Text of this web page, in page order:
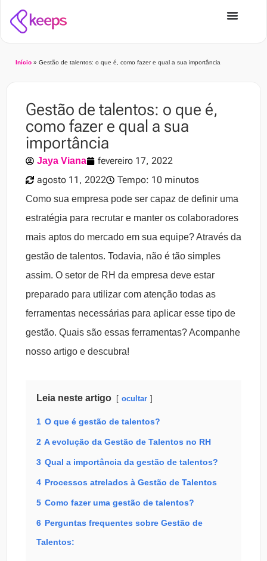
Início » Gestão de talentos: o que é, como fazer e qual a sua importância
Gestão de talentos: o que é,
como fazer e qual a sua
importância
Jaya Viana
fevereiro 17, 2022
agosto 11, 2022
Tempo: 10 minutos
Como sua empresa pode ser capaz de definir uma
estratégia para recrutar e manter os colaboradores
mais aptos do mercado em sua equipe? Através da
gestão de talentos. Todavia, não é tão simples
assim. O setor de RH da empresa deve estar
preparado para utilizar com atenção todas as
ferramentas necessárias para aplicar esse tipo de
gestão. Quais são essas ferramentas? Acompanhe
nosso artigo e descubra!
Leia neste artigo ocultar
1 O que é gestão de talentos?
2 A evolução da Gestão de Talentos no RH
3 Qual a importância da gestão de talentos?
4 Processos atrelados à Gestão de Talentos
5 Como fazer uma gestão de talentos?
6 Perguntas frequentes sobre Gestão de
Talentos: